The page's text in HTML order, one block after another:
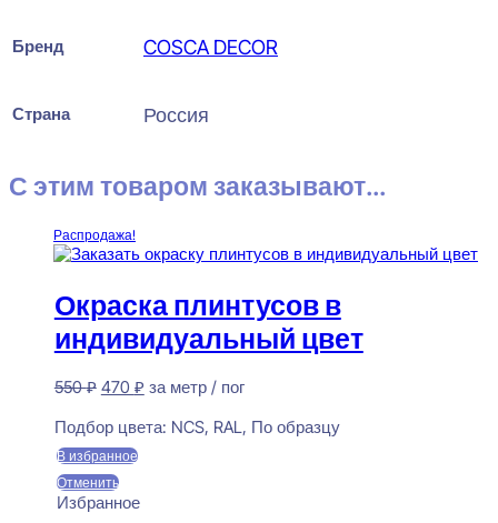
Бренд COSCA DECOR
Страна Россия
С этим товаром заказывают...
Распродажа!
Окраска плинтусов в
индивидуальный цвет
550₽ Первоначальная
составляла
550 ₽.
470 ₽Текущая
470 ₽.
за метр / пог
Подбор цвета: NCS, RAL, По образцу
В избранное
Отменить
Избранное